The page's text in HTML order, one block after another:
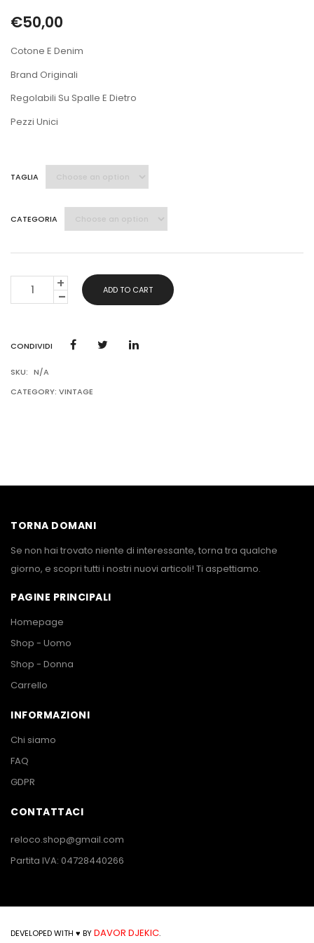
€50,00
Cotone E Denim
Brand Originali
Regolabili Su Spalle E Dietro
Pezzi Unici
TAGLIA
CATEGORIA
QUANTITY
ADD TO CART
CONDIVIDI
SKU: N/A
CATEGORY: VINTAGE
TORNA DOMANI
Se non hai trovato niente di interessante, torna tra qualche
giorno, e scopri tutti i nostri nuovi articoli! Ti aspettiamo.
PAGINE PRINCIPALI
Homepage
Shop - Uomo
Shop - Donna
Carrello
INFORMAZIONI
Chi siamo
FAQ
GDPR
CONTATTACI
reloco.shop@gmail.com
Partita IVA: 04728440266
DEVELOPED WITH ♥ BYDAVOR DJEKIC.